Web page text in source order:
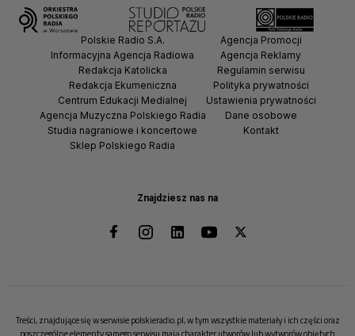
Znajdziesz nas na
Polskie Radio S.A.
Informacyjna Agencja Radiowa
Redakcja Katolicka
Redakcja Ekumeniczna
Centrum Edukacji Medialnej
Agencja Muzyczna Polskiego Radia
Studia nagraniowe i koncertowe
Sklep Polskiego Radia
Agencja Promocji
Agencja Reklamy
Regulamin serwisu
Polityka prywatności
Ustawienia prywatności
Dane osobowe
Kontakt
Treści, znajdujące się w serwisie polskieradio.pl, w tym wszystkie materiały i ich części oraz
poszczególne elementy samego serwisu mają charakter utworów lub wytworów objętych